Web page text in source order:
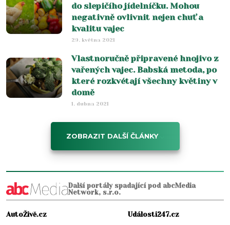
do slepičího jídelníčku. Mohou
negativně ovlivnit nejen chuť a
kvalitu vajec
29. května 2021
Vlastnoručně připravené hnojivo z
vařených vajec. Babská metoda, po
které rozkvétají všechny květiny v
domě
1. dubna 2021
ZOBRAZIT DALŠÍ ČLÁNKY
Další portály spadající pod abcMedia
Network, s.r.o.
AutoŽivě.cz
Události247.cz